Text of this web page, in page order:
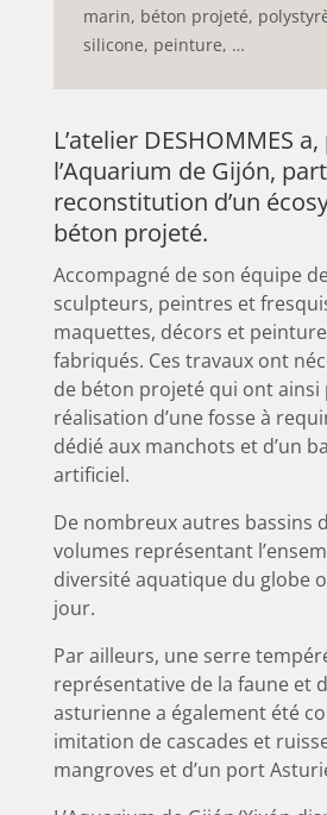
marin, béton projeté,
silicone, peinture, …
L’atelier DESHOMMES
l’Aquarium de Gijón,
reconstitution d’un
béton projeté.
Accompagné de son équipe
sculpteurs, peintres et
maquettes, décors et
fabriqués. Ces travaux ont
de béton projeté qui ont ainsi
réalisation d’une fosse à
dédié aux manchots et d’un
artificiel.
De nombreux autres bassins
volumes représentant
diversité aquatique du globe
jour.
Par ailleurs, une serre
représentative de la faune et
asturienne a également été
imitation de cascades et
mangroves et d’un port